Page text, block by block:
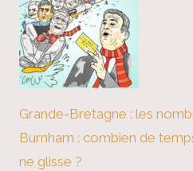
Grande-Bretagne : les
Burnham : combien de
ne glisse ?